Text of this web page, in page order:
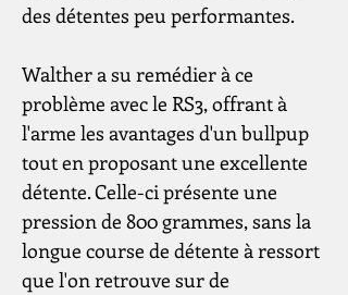
des détentes peu performantes.
Walther a su remédier à ce
problème avec le RS3, offrant à
l'arme les avantages d'un bullpup
tout en proposant une excellente
détente. Celle-ci présente une
pression de 800 grammes, sans la
longue course de détente à ressort
que l'on retrouve sur de